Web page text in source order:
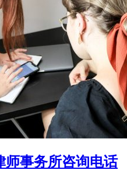
师事务所咨询电话